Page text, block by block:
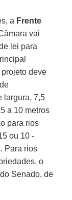
a Frente
vai
lei para
projeto deve
largura, 7,5
a 10 metros
para rios
ou 10 -
Para rios
o
Senado, de